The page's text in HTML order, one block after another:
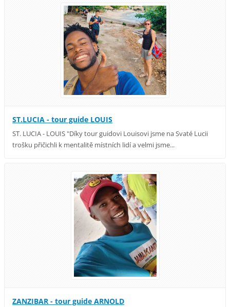
ST.LUCIA - tour guide LOUIS
ST. LUCIA - LOUIS "Díky tour guidovi Louisovi jsme na Svaté Lucii
trošku přičichli k mentalitě místních lidí a velmi jsme...
ZANZIBAR - tour guide ARNOLD